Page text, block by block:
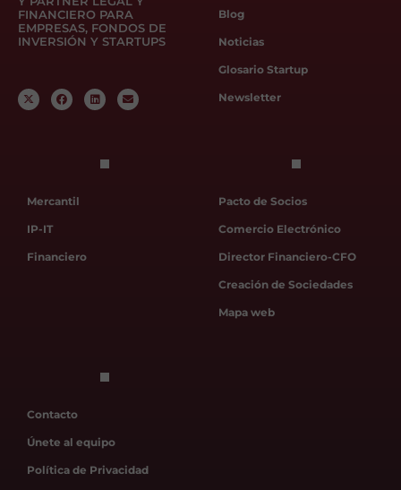
FINANCIERO PARA
EMPRESAS, FONDOS DE
INVERSIÓN Y STARTUPS
Blog
Noticias
Glosario Startup
Newsletter
Mercantil
IP-IT
Financiero
Pacto de Socios
Comercio Electrónico
Director Financiero-CFO
Creación de Sociedades
Mapa web
Contacto
Únete al equipo
Política de Privacidad